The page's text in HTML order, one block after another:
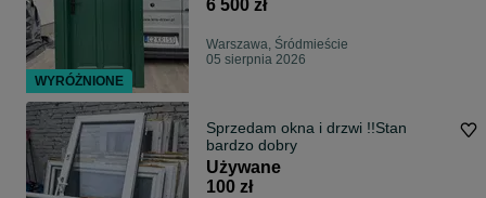
6 500 zł
Warszawa, Śródmieście
05 sierpnia 2026
Sprzedam okna i drzwi !!Stan
bardzo dobry
Używane
100 zł
WYRÓŻNIONE